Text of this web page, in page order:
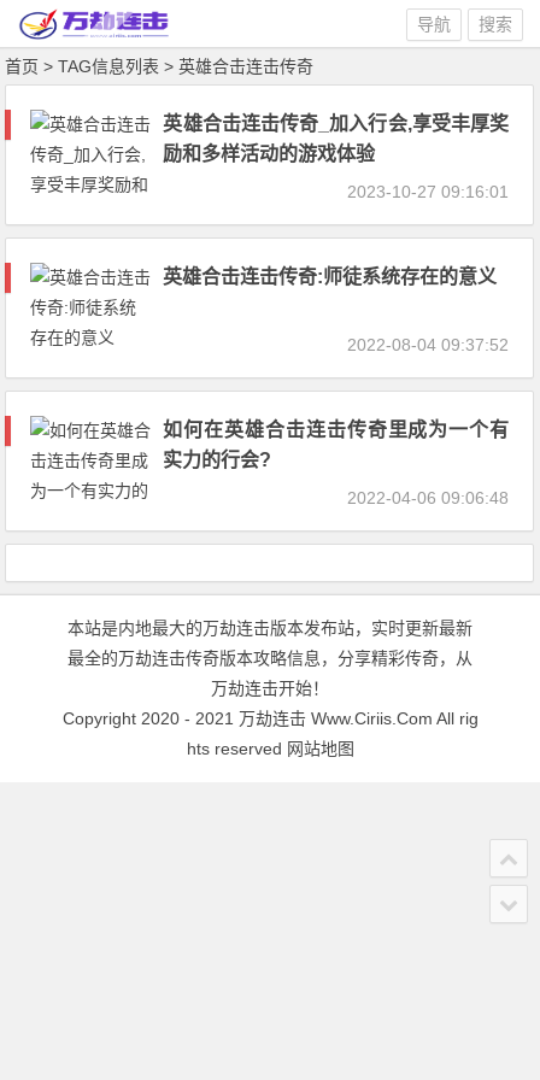
搜索
导航
首页 > TAG信息列表 > 英雄合击连击传奇
英雄合击连击传奇_加入行会,享受丰厚奖
励和多样活动的游戏体验
2023-10-27 09:16:01
英雄合击连击传奇:师徒系统存在的意义
2022-08-04 09:37:52
如何在英雄合击连击传奇里成为一个有
实力的行会?
2022-04-06 09:06:48
本站是内地最大的万劫连击版本发布站，实时更新最新
最全的万劫连击传奇版本攻略信息，分享精彩传奇，从
万劫连击开始！
Copyright 2020 - 2021 万劫连击 Www.Ciriis.Com All rig
hts reserved 网站地图